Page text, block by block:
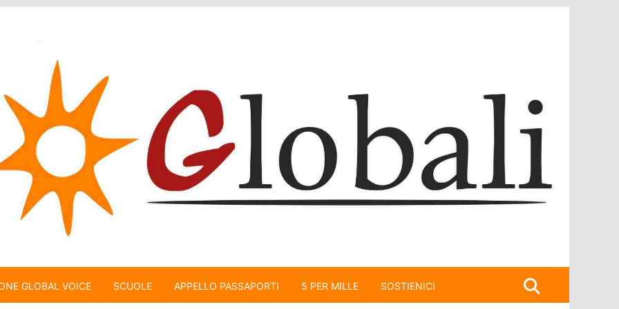
GLOBAL VOICE SCUOLE APPELLO PASSAPORTI 5 PER MILLE SOSTIENICI